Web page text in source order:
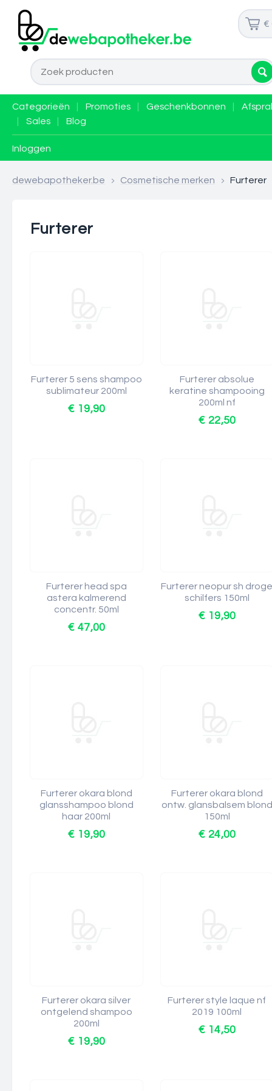
€
Categorieën Promoties Geschenkbonnen
Sales Blog
Inloggen
dewebapotheker.be > Cosmetische merken > Furterer
Furterer
Furterer 5 sens shampoo
sublimateur 200ml
€ 19,90
Furterer absolue
keratine shampooing
200ml nf
€ 22,50
Furterer head spa
astera kalmerend
concentr. 50ml
€ 47,00
Furterer neopur sh
schilfers 150ml
€ 19,90
Furterer okara blond
glansshampoo blond
haar 200ml
€ 19,90
Furterer okara blond
ontw. glansbalsem blond
150ml
€ 24,00
Furterer okara silver
ontgelend shampoo
200ml
€ 19,90
Furterer style laque nf
2019 100ml
€ 14,50